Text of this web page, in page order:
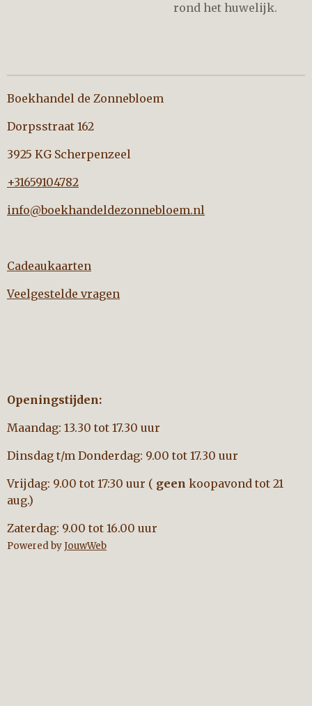
rond het huwelijk.
Boekhandel de Zonnebloem
Dorpsstraat 162
3925 KG Scherpenzeel
+31659104782
info@boekhandeldezonnebloem.nl
Cadeaukaarten
Veelgestelde vragen
Openingstijden:
Maandag: 13.30 tot 17.30 uur
Dinsdag t/m Donderdag: 9.00 tot 17.30 uur
Vrijdag: 9.00 tot 17:30 uur ( geen koopavond tot 21
aug.)
Zaterdag: 9.00 tot 16.00 uur
Powered byJouwWeb